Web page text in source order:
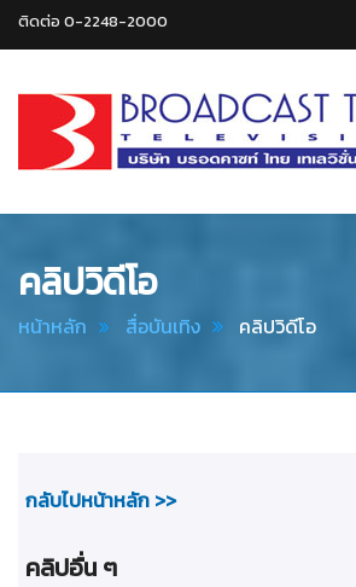
ติดต่อ 0-2248-2000
Thai
คลิปวิดีโอ
หน้าหลัก สื่อบันเทิง คลิปวิดีโอ
กลับไปหน้าหลัก >>
คลิปอื่น ๆ